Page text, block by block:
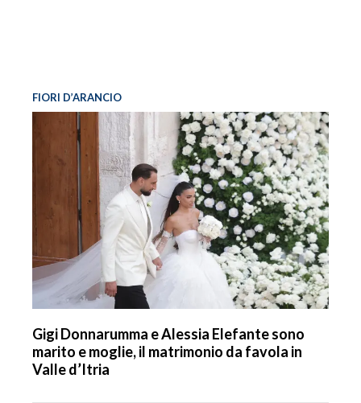
FIORI D’ARANCIO
Gigi Donnarumma e Alessia Elefante sono
marito e moglie, il matrimonio da favola in
Valle d’Itria